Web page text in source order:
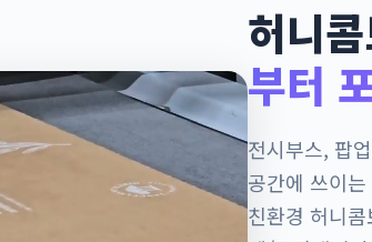
허니
부터
전시부스, 팝
공간에 쓰이는
친환경 허니